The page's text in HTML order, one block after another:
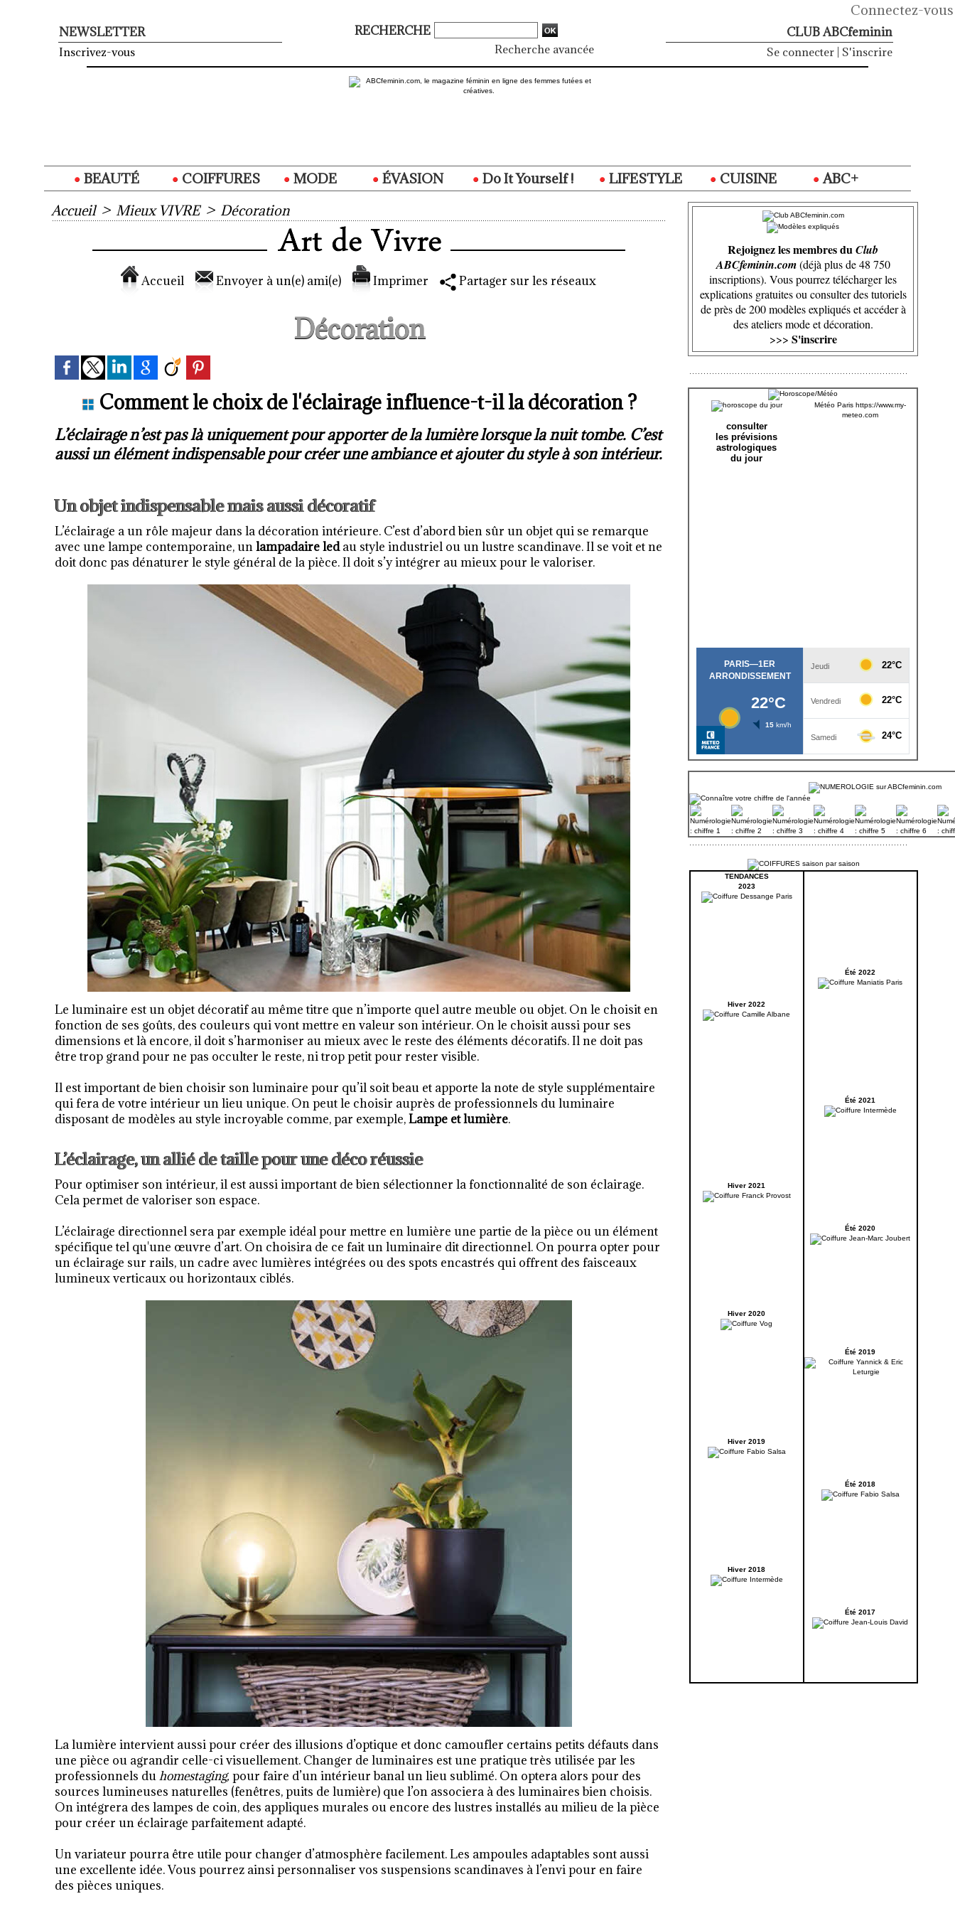
Connectez-vous
NEWSLETTER
Inscrivez-vous
RECHERCHE
Recherche avancée
CLUB ABCfeminin
Se connecter S'inscrire
BEAUTÉ COIFFURES MODE ÉVASION Do It Yourself ! LIFESTYLE CUISINE
ABC+
Accueil > Mieux VIVRE > Décoration
Accueil Envoyer à un(e) ami(e) Imprimer Partager sur les réseaux
Décoration
Comment le choix de l'éclairage influence-t-il la décoration ?
L’éclairage n’est pas là uniquement pour apporter de la lumière lorsque la nuit tombe. C’est
aussi un élément indispensable pour créer une ambiance et ajouter du style à son intérieur.
Un objet indispensable mais aussi décoratif
L’éclairage a un rôle majeur dans la décoration intérieure. C’est d’abord bien sûr un objet qui se remarque
avec une lampe contemporaine, unlampadaire ledau style industriel ou un lustre scandinave. Il se voit et ne
doit donc pas dénaturer le style général de la pièce. Il doit s’y intégrer au mieux pour le valoriser.
Le luminaire est un objet décoratif au même titre que n’importe quel autre meuble ou objet. On le choisit en
fonction de ses goûts, des couleurs qui vont mettre en valeur son intérieur. On le choisit aussi pour ses
dimensions et là encore, il doit s’harmoniser au mieux avec le reste des éléments décoratifs. Il ne doit pas
être trop grand pour ne pas occulter le reste, ni trop petit pour rester visible.
Il est important de bien choisir son luminaire pour qu’il soit beau et apporte la note de style supplémentaire
qui fera de votre intérieur un lieu unique. On peut le choisir auprès de professionnels du luminaire
disposant de modèles au style incroyable comme, par exemple,Lampe et lumière.
L’éclairage, un allié de taille pour une déco réussie
Pour optimiser son intérieur, il est aussi important de bien sélectionner la fonctionnalité de son éclairage.
Cela permet de valoriser son espace.
L’éclairage directionnel sera par exemple idéal pour mettre en lumière une partie de la pièce ou un élément
spécifique tel qu'une œuvre d’art. On choisira de ce fait un luminaire dit directionnel. On pourra opter pour
un éclairage sur rails, un cadre avec lumières intégrées ou des spots encastrés qui offrent des faisceaux
lumineux verticaux ou horizontaux ciblés.
La lumière intervient aussi pour créer des illusions d’optique et donc camoufler certains petits défauts dans
une pièce ou agrandir celle-ci visuellement. Changer de luminaires est une pratique très utilisée par les
professionnels duhomestaging, pour faire d’un intérieur banal un lieu sublimé. On optera alors pour des
sources lumineuses naturelles (fenêtres, puits de lumière) que l’on associera à des luminaires bien choisis.
On intégrera des lampes de coin, des appliques murales ou encore des lustres installés au milieu de la pièce
pour créer un éclairage parfaitement adapté.
Un variateur pourra être utile pour changer d’atmosphère facilement. Les ampoules adaptables sont aussi
une excellente idée. Vous pourrez ainsi personnaliser vos suspensions scandinaves à l’envi pour en faire
des pièces uniques.
Rejoignez les membres duClub
ABCfeminin.com(déjà plus de 48 750
inscriptions). Vous pourrez télécharger les
explications gratuites ou consulter des tutoriels
de près de 200 modèles expliqués et accéder à
des ateliers mode et décoration.
>>> S'inscrire
consulter
les prévisions
astrologiques
du jour
Météo Paris https://www.my-
meteo.com
TENDANCES
2023
Hiver 2022
Hiver 2021
Hiver 2020
Hiver 2019
Hiver 2018
Été 2022
Été 2021
Été 2020
Été 2019
Été 2018
Été 2017